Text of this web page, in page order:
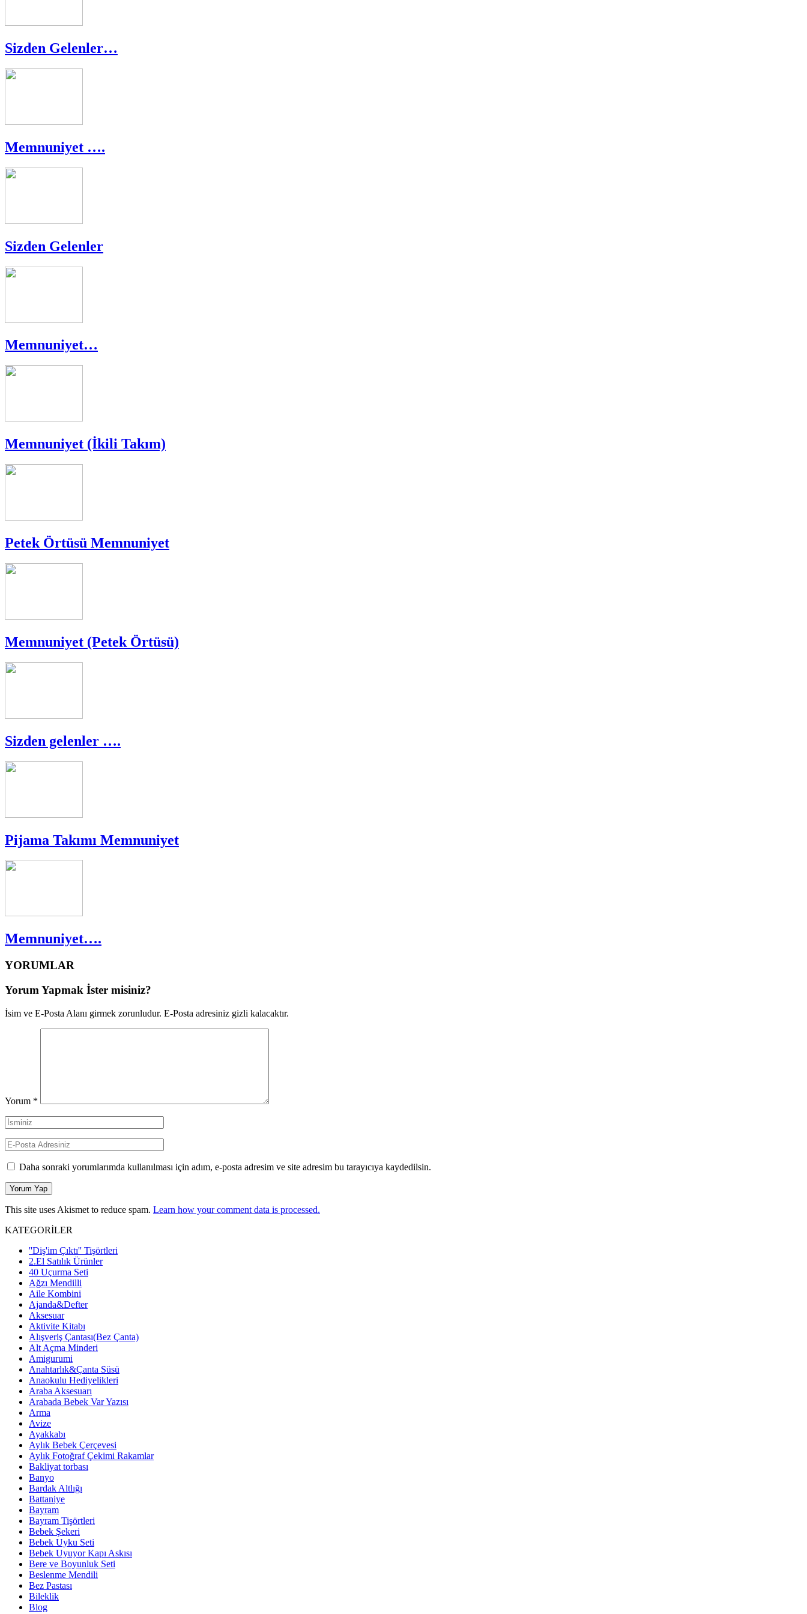
Sizden Gelenler…
Memnuniyet ….
Sizden Gelenler
Memnuniyet…
Memnuniyet (İkili Takım)
Petek Örtüsü Memnuniyet
Memnuniyet (Petek Örtüsü)
Sizden gelenler ….
Pijama Takımı Memnuniyet
Memnuniyet….
YORUMLAR
Yorum Yapmak İster misiniz?
İsim ve E-Posta Alanı girmek zorunludur. E-Posta adresiniz gizli kalacaktır.
Yorum *
Daha sonraki yorumlarımda kullanılması için adım, e-posta adresim ve site adresim bu tarayıcıya kaydedilsin.
This site uses Akismet to reduce spam. Learn how your comment data is processed.
KATEGORİLER
''Diş'im Çıktı'' Tişörtleri
2.El Satılık Ürünler
40 Uçurma Seti
Ağzı Mendilli
Aile Kombini
Ajanda&Defter
Aksesuar
Aktivite Kitabı
Alışveriş Çantası(Bez Çanta)
Alt Açma Minderi
Amigurumi
Anahtarlık&Çanta Süsü
Anaokulu Hediyelikleri
Araba Aksesuarı
Arabada Bebek Var Yazısı
Arma
Avize
Ayakkabı
Aylık Bebek Çerçevesi
Aylık Fotoğraf Çekimi Rakamlar
Bakliyat torbası
Banyo
Bardak Altlığı
Battaniye
Bayram
Bayram Tişörtleri
Bebek Şekeri
Bebek Uyku Seti
Bebek Uyuyor Kapı Askısı
Bere ve Boyunluk Seti
Beslenme Mendili
Bez Pastası
Bileklik
Blog